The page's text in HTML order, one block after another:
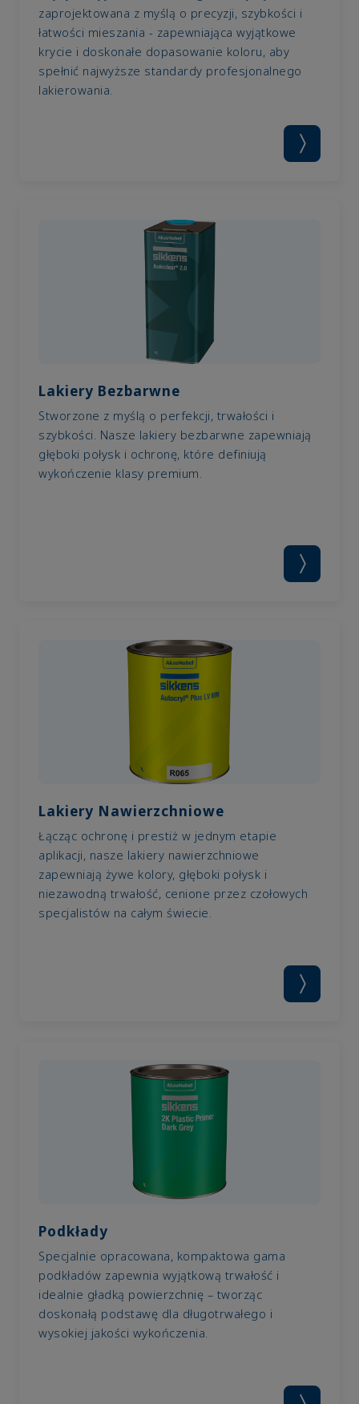
zaprojektowana z myślą o precyzji, szybkości i
łatwości mieszania - zapewniająca wyjątkowe
krycie i doskonałe dopasowanie koloru, aby
spełnić najwyższe standardy profesjonalnego
lakierowania.
Lakiery Bezbarwne
Stworzone z myślą o perfekcji, trwałości i
szybkości. Nasze lakiery bezbarwne zapewniają
głęboki połysk i ochronę, które definiują
wykończenie klasy premium.
Lakiery Nawierzchniowe
Łącząc ochronę i prestiż w jednym etapie
aplikacji, nasze lakiery nawierzchniowe
zapewniają żywe kolory, głęboki połysk i
niezawodną trwałość, cenione przez czołowych
specjalistów na całym świecie.
Podkłady
Specjalnie opracowana, kompaktowa gama
podkładów zapewnia wyjątkową trwałość i
idealnie gładką powierzchnię – tworząc
doskonałą podstawę dla długotrwałego i
wysokiej jakości wykończenia.